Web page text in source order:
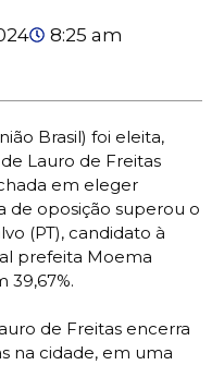
8:25 am
Brasil) foi eleita,
Lauro de Freitas
em eleger
de oposição superou o
(PT), candidato à
prefeita Moema
39,67%.
de Freitas encerra
na cidade, em uma